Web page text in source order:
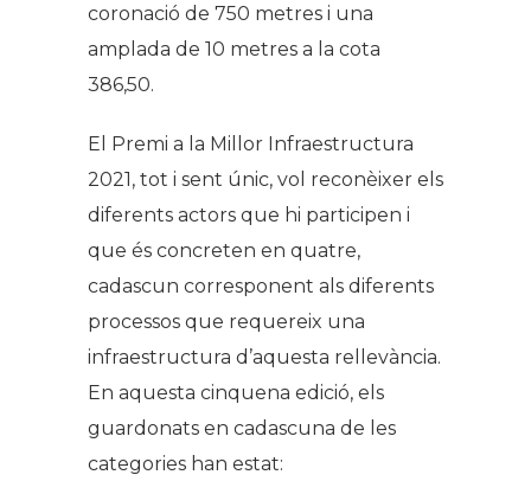
coronació de 750 metres i una
amplada de 10 metres a la cota
386,50.
El Premi a la Millor Infraestructura
2021, tot i sent únic, vol reconèixer els
diferents actors que hi participen i
que és concreten en quatre,
cadascun corresponent als diferents
processos que requereix una
infraestructura d’aquesta rellevància.
En aquesta cinquena edició, els
guardonats en cadascuna de les
categories han estat: